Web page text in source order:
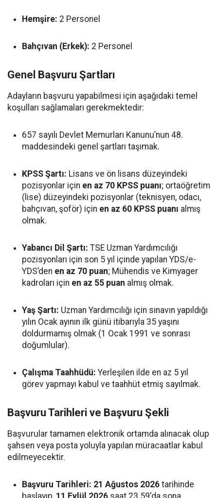
Hemşire: 2 Personel
Bahçıvan (Erkek): 2 Personel
Genel Başvuru Şartları
Adayların başvuru yapabilmesi için aşağıdaki temel
koşulları sağlamaları gerekmektedir:
657 sayılı Devlet Memurları Kanunu’nun 48.
maddesindeki genel şartları taşımak.
KPSS Şartı: Lisans ve ön lisans düzeyindeki
pozisyonlar için en az 70 KPSS puanı; ortaöğretim
(lise) düzeyindeki pozisyonlar (teknisyen, odacı,
bahçıvan, şoför) için en az 60 KPSS puanı almış
olmak.
Yabancı Dil Şartı: TSE Uzman Yardımcılığı
pozisyonları için son 5 yıl içinde yapılan YDS/e-
YDS’den en az 70 puan; Mühendis ve Kimyager
kadroları için en az 55 puan almış olmak.
Yaş Şartı: Uzman Yardımcılığı için sınavın yapıldığı
yılın Ocak ayının ilk günü itibarıyla 35 yaşını
doldurmamış olmak (1 Ocak 1991 ve sonrası
doğumlular).
Çalışma Taahhüdü: Yerleşilen ilde en az 5 yıl
görev yapmayı kabul ve taahhüt etmiş sayılmak.
Başvuru Tarihleri ve Başvuru Şekli
Başvurular tamamen elektronik ortamda alınacak olup
şahsen veya posta yoluyla yapılan müracaatlar kabul
edilmeyecektir.
Başvuru Tarihleri: 21 Ağustos 2026 tarihinde
başlayıp, 11 Eylül 2026 saat 23.59'da sona